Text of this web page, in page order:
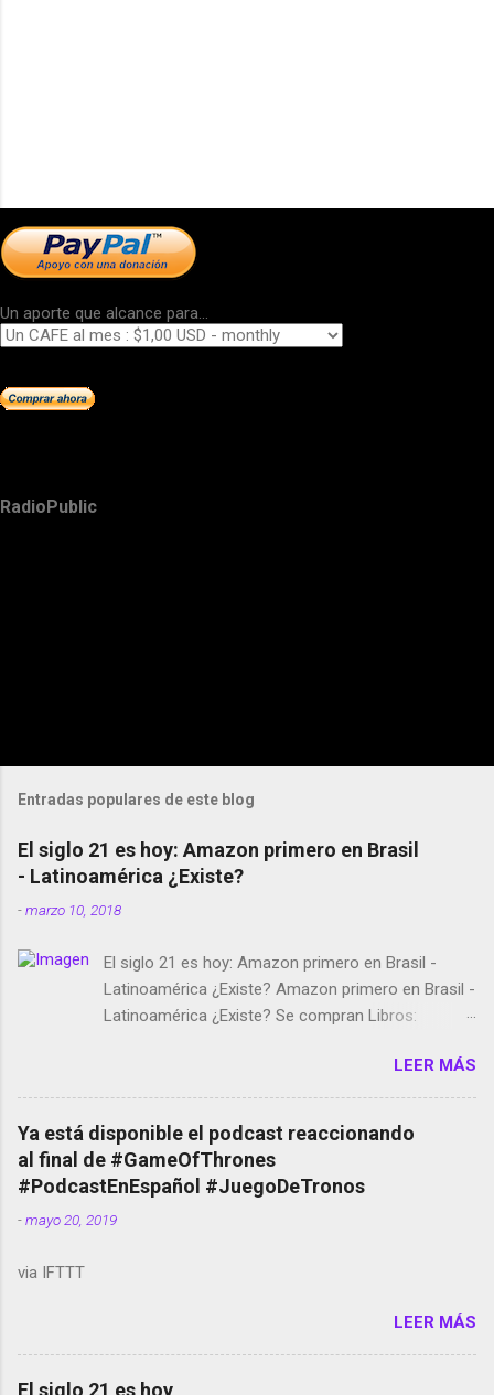
Un aporte que alcance para...
RadioPublic
Entradas populares de este blog
El siglo 21 es hoy: Amazon primero en Brasil
- Latinoamérica ¿Existe?
-marzo 10, 2018
El siglo 21 es hoy: Amazon primero en Brasil -
Latinoamérica ¿Existe? Amazon primero en Brasil -
Latinoamérica ¿Existe? Se compran Libros:
temporada de Black Mirror Twitter deja de verificar
cuentas Responden los fotógrafos Brian May y el
copyright en Instagram Música y vídeo selfies en la
red social Riddley Scott saca a Kevin Spacey de su
película Francisco regaña a los que usan el
smartphone en sus misas La serie de la Tierra
Media GoBee - StartUp de bicicletas de alquiler
Live Photos en Google Photos Llegando Partimos
Dictados en Android El tamaño y su importancia...
LEER MÁS
Ya está disponible el podcast reaccionando
al final de #GameOfThrones
#PodcastEnEspañol #JuegoDeTronos
-mayo 20, 2019
via IFTTT
LEER MÁS
El siglo 21 es hoy